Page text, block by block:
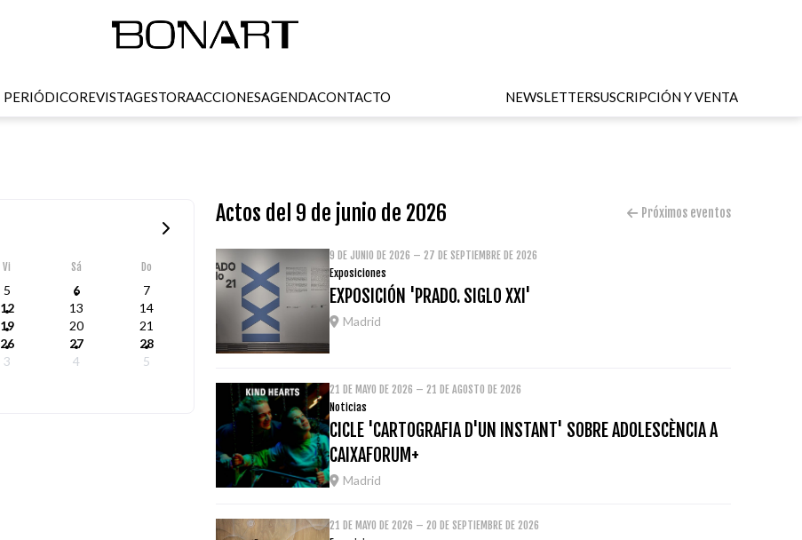
PERIÓDICOREVISTAGESTORAACCIONESAGENDACONTACTO NEWSLETTERSUSCRIPCIÓN Y VENTA
Vi Sá Do
5 6
7
12 13
14
19 20
21
26 27
28
3 4 5
Actos del 9 de junio de 2026 Próximos eventos
9 DE JUNIO DE 2026 – 27 DE SEPTIEMBRE DE 2026
Exposiciones
EXPOSICIÓN 'PRADO. SIGLO XXI'
Madrid
21 DE MAYO DE 2026 – 21 DE AGOSTO DE 2026
Noticias
CICLE 'CARTOGRAFIA D'UN INSTANT' SOBRE ADOLESCÈNCIA A
CAIXAFORUM+
Madrid
21 DE MAYO DE 2026 – 20 DE SEPTIEMBRE DE 2026